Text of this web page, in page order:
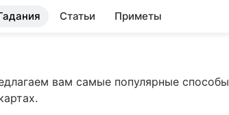
Статьи Приметы
вам самые популярные способы